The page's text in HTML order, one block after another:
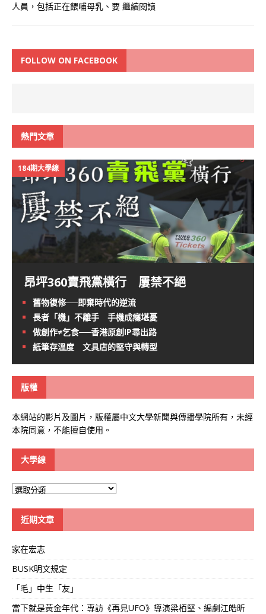
人員，包括正在餵哺母乳、要 繼續閱讀
FOLLOW ON FACEBOOK
熱門文章
184期大學線
昂坪360賣飛黨橫行 屢禁不絕
舊物復修──即棄時代的逆流
長者「機」不離手 手機成癮堪憂
做創作≠乞食──香港原創IP尋出路
紙筆存溫度 文具店的堅守與轉型
版權
本網站的影片及圖片，版權屬中文大學新聞與傳播學院所有，未經
本院同意，不能擅自使用。
大學線
大
近期文章
家在宏志
BUSK明文規定
「毛」中生「友」
當下就是黃金年代：專訪《再見UFO》導演梁栢堅、編劇江皓昕